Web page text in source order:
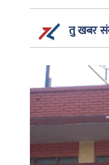
तु खबर